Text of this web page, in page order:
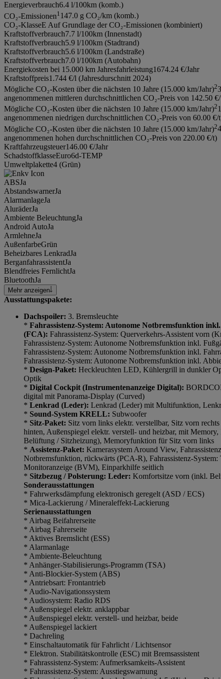
Energieverbrauch6.4 l/100km (komb.)
CO₂-Emissionen1 147.0 g CO₂/km (komb.)
CO₂-KlasseE Auf Grundlage der CO₂-Emissionen (kombiniert)
Kraftstoffverbrauch7.7 l/100km (Innenstadt)
Kraftstoffverbrauch5.9 l/100km (Stadtrand)
Kraftstoffverbrauch5.6 l/100km (Landstraße)
Kraftstoffverbrauch7.0 l/100km (Autobahn)
Energiekosten bei 15.000 km Jahresfahrleistung1674.24 €/Jahr
Kraftstoffpreis1.744 €/l (Jahresdurschnitt 2024)
Mögliche CO₂-Kosten über die nächsten 10 Jahre (15.000 km/Jahr)2
angenommenen mittleren durchschnittlichen CO₂-Preis von 142.50
Mögliche CO₂-Kosten über die nächsten 10 Jahre (15.000 km/Jahr)2
angenommenen niedrigen durchschnittlichen CO₂-Preis von 60.00 €/
Mögliche CO₂-Kosten über die nächsten 10 Jahre (15.000 km/Jahr)2
angenommenen hohen durchschnittlichen CO₂-Preis von 220.00 €/t)
Kraftfahrzeugsteuer146.00 €/Jahr
SchadstoffklasseEuro6d-TEMP
Umweltplakette4 (Grün)
ABSJa
AbstandswarnerJa
AlarmanlageJa
AluräderJa
Ambiente BeleuchtungJa
Android AutoJa
ArmlehneJa
AußenfarbeGrün
Beheizbares LenkradJa
BerganfahrassistentJa
Blendfreies FernlichtJa
BluetoothJa
Mehr anzeigen
Ausstattungspakete:
Dachspoiler: 3. Bremsleuchte
* Fahrassistenz-System: Autonome Notbremsfunktion
(FCA): Fahrassistenz-System: Querverkehrs-Assistent vorn
Fahrassistenz-System: Autonome Notbremsfunktion inkl.
Fahrassistenz-System: Autonome Notbremsfunktion inkl.
Fahrassistenz-System: Autonome Notbremsfunktion inkl.
* Design-Paket: Heckleuchten LED, Kühlergrill in dunkler
Optik
* Digital Cockpit (Instrumentenanzeige Digital):
digital mit Panorama-Display (Curved)
* Lenkrad (Leder): Lenkrad (Leder) mit Multifunktion,
* Sound-System KRELL: Subwoofer
* Sitz-Paket: Sitz vorn links elektr. verstellbar, Sitz vorn
hinten, Außenspiegel elektr. verstell- und heizbar, mit
Belüftung / Sitzheizung), Memoryfunktion für Sitz vorn links
* Assistenz-Paket: Kamerasystem Around View,
Notbremsfunktion, rückwärts (PCA-R), Fahrassistenz-
Monitoranzeige (BVM), Einparkhilfe seitlich
* Sitzbezug / Polsterung: Leder: Komfortsitze vorn (inkl.
Sonderausstattungen
* Fahrwerksdämpfung elektronisch geregelt (ASD / ECS)
* Mica-Lackierung / Mineraleffekt-Lackierung
Serienausstattungen
* Airbag Beifahrerseite
* Airbag Fahrerseite
* Aktives Bremslicht (ESS)
* Alarmanlage
* Ambiente-Beleuchtung
* Anhänger-Stabilisierungs-Programm (TSA)
* Anti-Blockier-System (ABS)
* Antriebsart: Frontantrieb
* Audio-Navigationssystem
* Audiosystem: Radio RDS
* Außenspiegel elektr. anklappbar
* Außenspiegel elektr. verstell- und heizbar, beide
* Außenspiegel lackiert
* Dachreling
* Einschaltautomatik für Fahrlicht / Lichtsensor
* Elektron. Stabilitätskontrolle (ESC) mit Bremsassistent
* Fahrassistenz-System: Aufmerksamkeits-Assistent
* Fahrassistenz-System: Ausstiegswarnung